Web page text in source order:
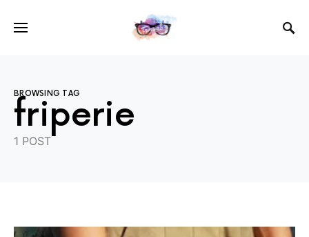
BROWSING TAG
friperie
1 POST